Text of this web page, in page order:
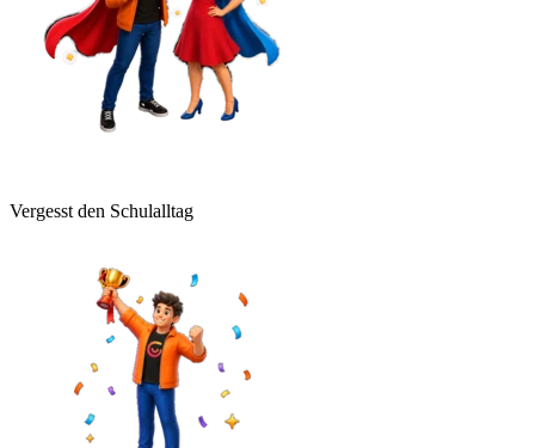
Vergesst den Schulalltag